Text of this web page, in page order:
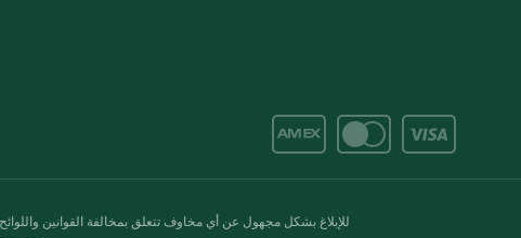
للإبلاغ بشكل مجهول عن أي مخاوف تتعلق بمخالفة القوانين